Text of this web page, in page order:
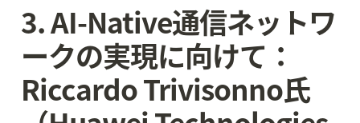
3. AI-Native通信ネットワ
ークの実現に向けて：
Riccardo Trivisonno氏